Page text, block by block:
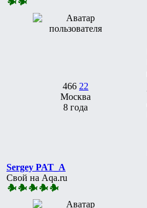
466 22
Москва
8 года
Sergey PAT_A
Свой на Aqa.ru